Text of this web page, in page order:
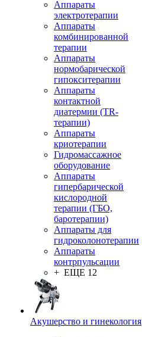
Аппараты
электротерапии
Аппараты
комбинированной
терапии
Аппараты
нормобарической
гипокситерапии
Аппараты
контактной
диатермии (TR-
терапии)
Аппараты
криотерапии
Гидромассажное
оборудование
Аппараты
гипербарической
кислородной
терапии (ГБО,
баротерапии)
Аппараты для
гидроколонотерапии
Аппараты
контрпульсации
+ ЕЩЕ 12
Акушерство и гинекология